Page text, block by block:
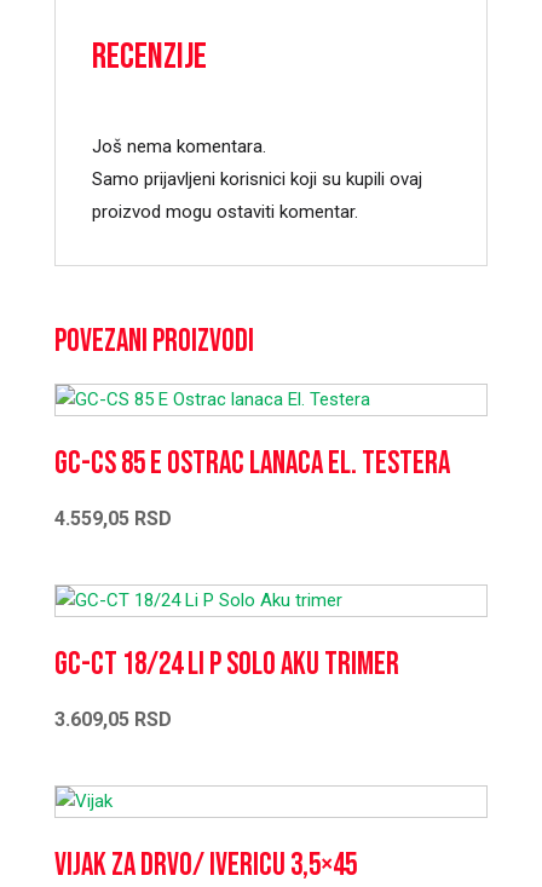
Recenzije
Još nema komentara.
Samo prijavljeni korisnici koji su kupili ovaj
proizvod mogu ostaviti komentar.
Povezani proizvodi
GC-CS 85 E Ostrac lanaca El. Testera
4.559,05 RSD
GC-CT 18/24 Li P Solo Aku trimer
3.609,05 RSD
Vijak za drvo/ ivericu 3,5×45